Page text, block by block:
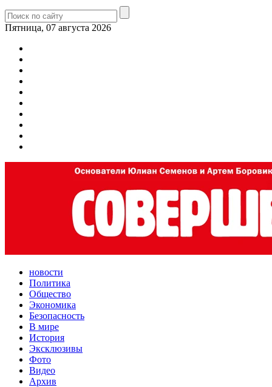
Пятница, 07 августа 2026
новости
Политика
Общество
Экономика
Безопасность
В мире
История
Эксклюзивы
Фото
Видео
Архив